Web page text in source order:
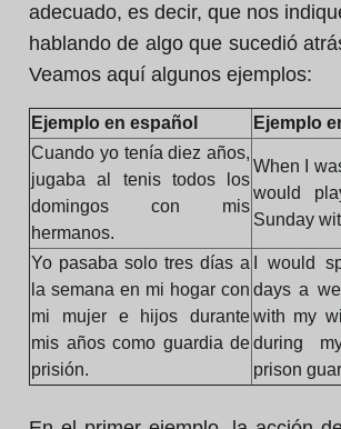
adecuado, es decir, que nos
hablando de algo que sucedió
Veamos aquí algunos ejemplos:
Ejemplo en español
Ejemplo
Cuando yo tenía diez años,
jugaba al tenis todos los
domingos con mis
hermanos.
When I
would
Sunday
Yo pasaba solo tres días a
la semana en mi hogar con
mi mujer e hijos durante
mis años como guardia de
prisión.
I would
days a
with my
during
prison